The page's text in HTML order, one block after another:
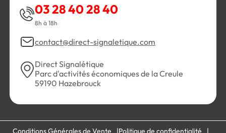
03 28 40 28 40
8h à 18h
contact@direct-signaletique.com
Direct Signalétique
Parc d'activités économiques de la Creule
59190 Hazebrouck
Conditions Générales de Vente Politique de confidentialité